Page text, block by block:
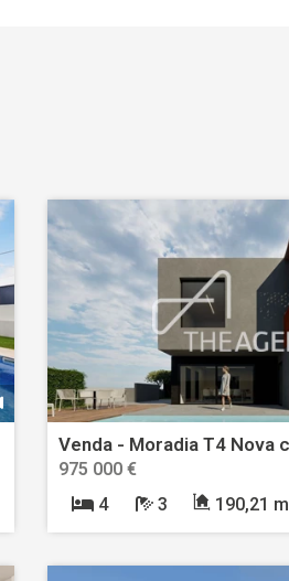
975 000 €
4
3 190,21 m